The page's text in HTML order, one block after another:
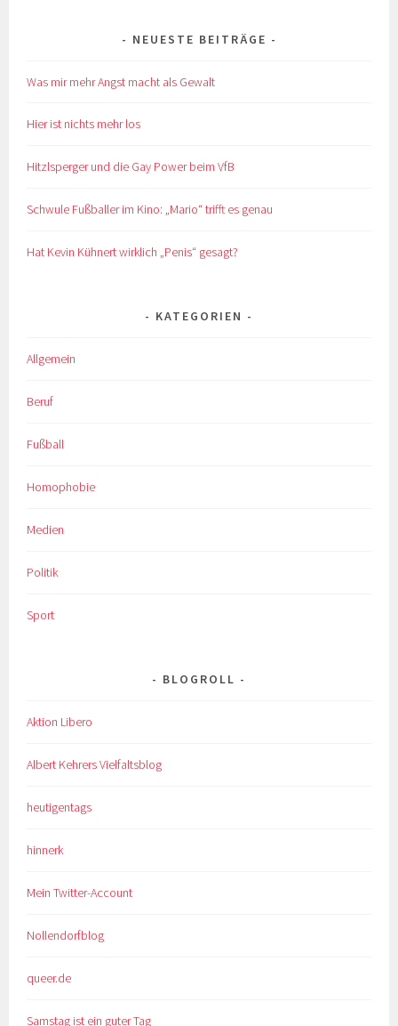
NEUESTE BEITRÄGE
Was mir mehr Angst macht als Gewalt
Hier ist nichts mehr los
Hitzlsperger und die Gay Power beim VfB
Schwule Fußballer im Kino: „Mario“ trifft es genau
Hat Kevin Kühnert wirklich „Penis“ gesagt?
KATEGORIEN
Allgemein
Beruf
Fußball
Homophobie
Medien
Politik
Sport
BLOGROLL
Aktion Libero
Albert Kehrers Vielfaltsblog
heutigentags
hinnerk
Mein Twitter-Account
Nollendorfblog
queer.de
Samstag ist ein guter Tag